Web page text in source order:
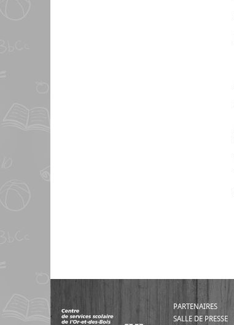
PARTENAIRES
SALLE DE PRESSE